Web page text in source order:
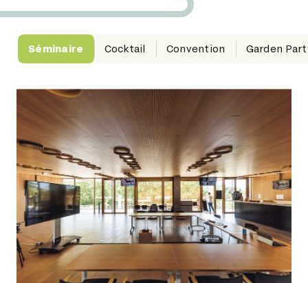
Séminaire Cocktail Convention Garden